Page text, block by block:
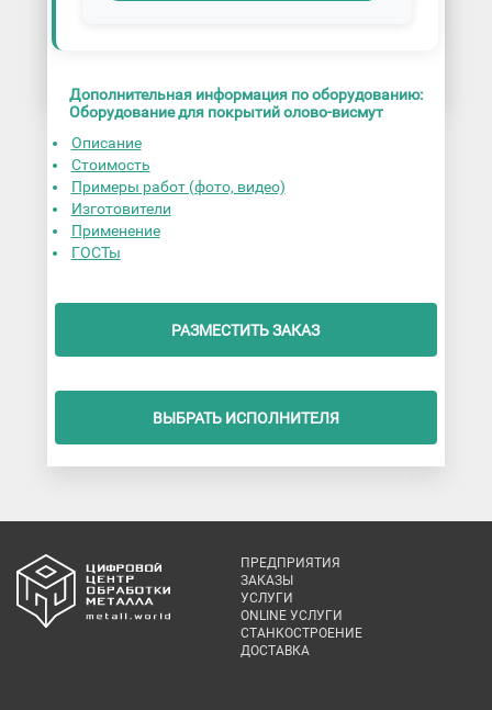
Дополнительная информация по оборудованию:
Оборудование для покрытий олово-висмут
Описание
Стоимость
Примеры работ (фото, видео)
Изготовители
Применение
ГОСТы
РАЗМЕСТИТЬ ЗАКАЗ
ВЫБРАТЬ ИСПОЛНИТЕЛЯ
ПРЕДПРИЯТИЯ
ЗАКАЗЫ
УСЛУГИ
ONLINE УСЛУГИ
СТАНКОСТРОЕНИЕ
ДОСТАВКА